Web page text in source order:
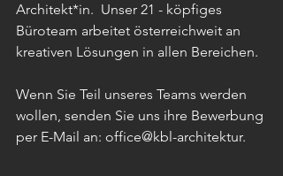
Architekt*in.  Unser 21 - köpfiges
Büroteam arbeitet österreichweit an
kreativen Lösungen in allen Bereichen.
Wenn Sie Teil unseres Teams werden
wollen, senden Sie uns ihre Bewerbung
per E-Mail an: office@kbl-architektur.